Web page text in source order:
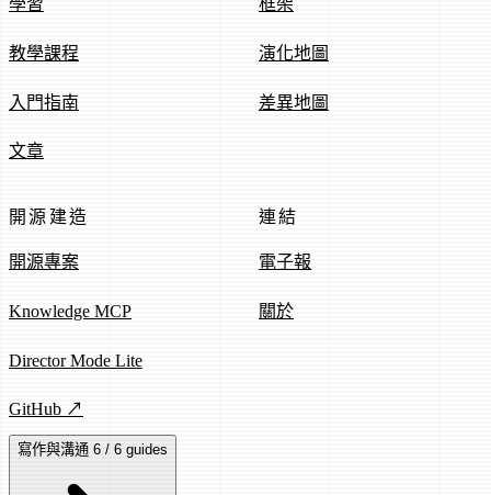
學習
教學課程
入門指南
文章
框架
演化地圖
差異地圖
開源建造
開源專案
Knowledge MCP
Director Mode Lite
GitHub ↗
連結
電子報
關於
寫作與溝通 6 / 6 guides